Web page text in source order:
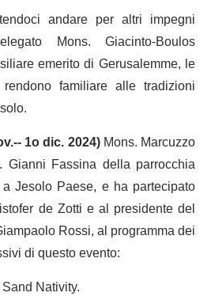
andare per altri impegni
Mons. Giacinto-Boulos
emerito di Gerusalemme, le
familiare alle tradizioni
1o dic. 2024)Mons. Marcuzzo
Fassina della parrocchia
Jesolo Paese, e ha partecipato
de Zotti e al presidente del
Rossi, al programma dei
di questo evento:
Nativity.